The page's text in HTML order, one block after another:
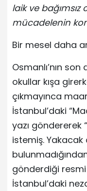
laik ve
mücadelenin
Bir mesel daha
Osmanlı’nın
okullar kışa
çıkmayınca
İstanbul’daki
yazı göndererek
istemiş.
gönderdiği resmi
İstanbul’daki